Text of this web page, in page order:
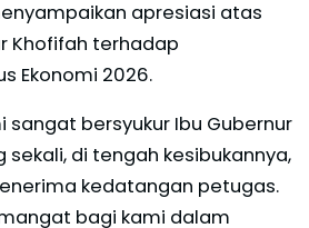
apresiasi atas
Khofifah terhadap
Ekonomi 2026.
sangat bersyukur Ibu Gubernur
di tengah kesibukannya,
kedatangan petugas.
bagi kami dalam